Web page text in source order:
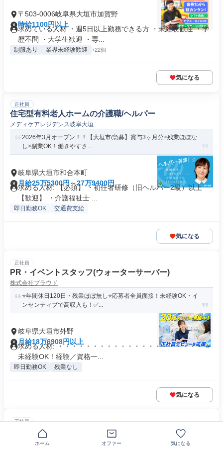
〒503-0006岐阜県大垣市加賀野
時給1100円以上
求めている人材 ・週5日以上勤務できる方 ・未経験歓迎 ・学
歴不問 ・大学生歓迎 ・専...
制服あり 業界未経験歓迎 +22個
気になる
正社員
住宅型有料老人ホームの介護職/ヘルパー
メディケアレジデンス岐阜大垣
2026年3月オープン！！【大垣市/急募】賞与3ヶ月分×残業ほぼな
し×副業OK！働きやすさ...
岐阜県大垣市和合本町
月給25万5300円～27万9400円
求める人材: 【必須】 ・初任者研修（旧ヘルパー2級）以上
【歓迎】 ・介護福祉士 ...
即日勤務OK 交通費支給
気になる
正社員
PR・イベントスタッフ(ウォーターサーバー)
株式会社プラウド
⭐年間休日120日・残業ほぼ無し⭐応募者全員面接！未経験OK・イ
ンセンティブで高収入も！✅...
岐阜県大垣市外野
月給18万6908円以上
求める人材: ・・・・・・・・・・・・・・・・・・・・・ ⭐
未経験OK！経験／資格一...
即日勤務OK 残業なし
気になる
正社員
スマホ販売・ご案内スタッフ
株式会社プラウド
ホーム オファー 気になる